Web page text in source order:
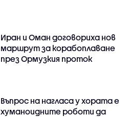
Иран и Оман договориха нов
маршрут за корабоплаване
през Ормузкия проток
Въпрос на нагласа у хората е
хуманоидните роботи да